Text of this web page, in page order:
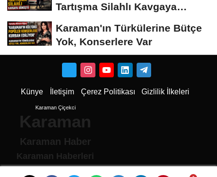
Tartışma Silahlı Kavgaya
Karaman'ın Türkülerine Bütçe
Yok, Konserlere Var
Künye İletişim Çerez Politikası Gizlilik İlkeleri
Karaman Çiçekci
Karaman
Karaman Haber
Karaman Haberleri